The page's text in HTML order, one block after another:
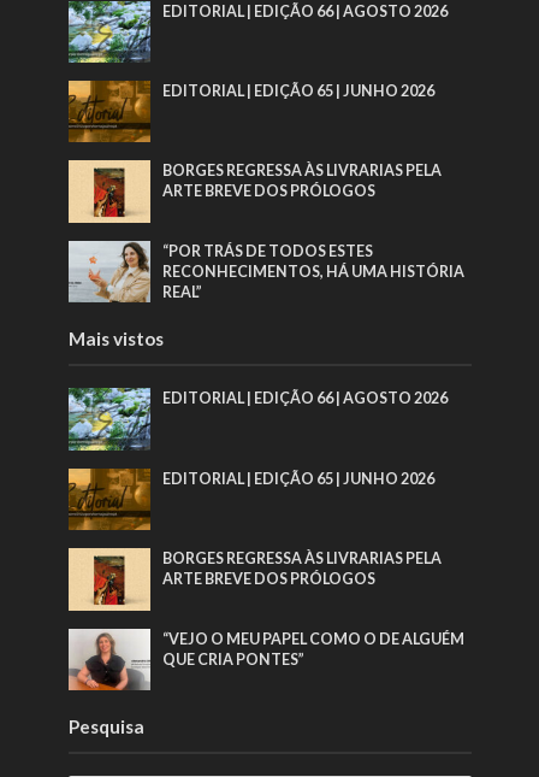
EDITORIAL | EDIÇÃO 66 | AGOSTO 2026
EDITORIAL | EDIÇÃO 65 | JUNHO 2026
BORGES REGRESSA ÀS LIVRARIAS PELA
ARTE BREVE DOS PRÓLOGOS
“POR TRÁS DE TODOS ESTES
RECONHECIMENTOS, HÁ UMA HISTÓRIA
REAL”
Mais vistos
EDITORIAL | EDIÇÃO 66 | AGOSTO 2026
EDITORIAL | EDIÇÃO 65 | JUNHO 2026
BORGES REGRESSA ÀS LIVRARIAS PELA
ARTE BREVE DOS PRÓLOGOS
“VEJO O MEU PAPEL COMO O DE ALGUÉM
QUE CRIA PONTES”
Pesquisa